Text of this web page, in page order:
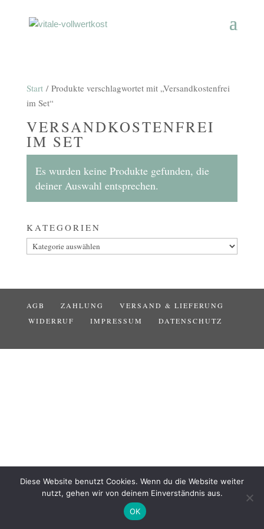
Start/ Produkte verschlagwortet mit „Versandkostenfrei
im Set“
VERSANDKOSTENFREI
IM SET
Es wurden keine Produkte gefunden, die
deiner Auswahl entsprechen.
KATEGORIEN
Kategorien
AGB ZAHLUNG
VERSAND & LIEFERUNG
WIDERRUF
IMPRESSUM DATENSCHUTZ
Diese Website benutzt Cookies. Wenn du die Website weiter
nutzt, gehen wir von deinem Einverständnis aus.
OK